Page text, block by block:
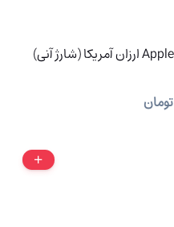
تومان